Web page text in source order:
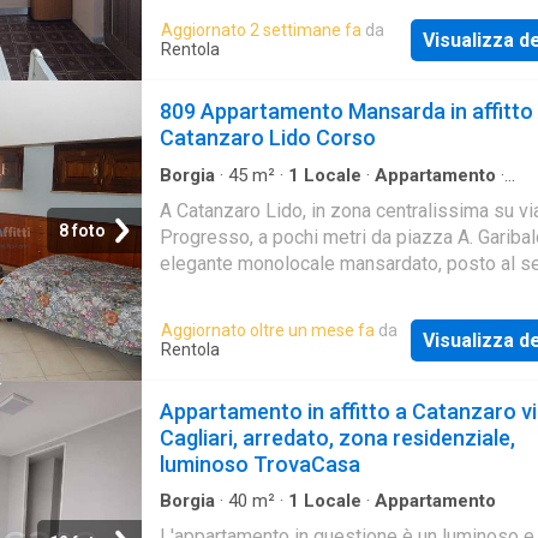
composto: ingresso su zona giorno con
cottura, camera da letto soppalcata e bagno
doccia. Dotato di scaldino elettrico per la
Contratto transitorio disponibile per Luglio e
Continua a leggere.
Aggiornato 2 settimane fa da
Rentola
Visualizza
8 foto
809 Appartamento Mansarda in affitto
Catanzaro Lido Corso
Borgia · 45 m² · 1 Locale · Appartamento ·
A Catanzaro Lido, in zona centralissima su
Progresso, a pochi metri da piazza A.
elegante monolocale mansardato, posto al
ristrutturato. L'appartamento si compone da
zona living/notte con angolo cottura, letto
matrimoniale, zona studio, bagno con doccia
pompa di calore caldo/freddo, armadi a muro
portoncino blindato. Ideale per ricercatori e/o
studenti universitari. Disponibile da Luglio,
transitorio 12 mesi
Aggiornato oltre un mese fa da
Rentola
Visualizza
Appartamento in affitto a Catanzaro
Cagliari, arredato, zona residenziale,
luminoso TrovaCasa
Borgia · 40 m² · 1 Locale · Appartamento